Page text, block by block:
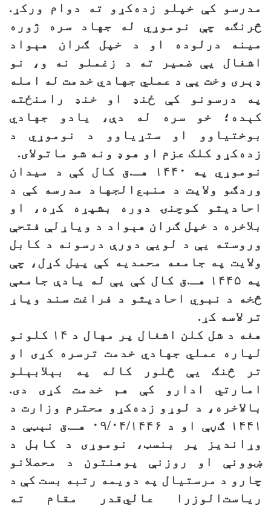
مدرسو کې خپلو زده‌کړو ته دوام ورکړ.
څرنګه چې نوموړي له جهاد سره ژوره
مینه درلوده او د خپل ګران هېواد
اشغال یې ضمیر ته د زغملو نه و، نو
ډېری وخت یې د عملي جهادي خدمت له امله
په درسونو کې ځنډ او خنډ رامنځته
کېده؛ خو سره له دې، یادو جهادي
بوختیاوو او ستړیاوو د نوموړي د
زده‌کړو کلک عزم او هوډ ونه شو ماتولای.
نوموړي په ۱۴۴۰ هـ.ق کال کې د میدان
وردګو ولایت د منبع‌الجهاد مدرسه کې د
احادیثو کوچنۍ دوره بشپړه کړه، او
بلاخره د خپل ګران هېواد د ویاړلې فتحې
وروسته یې د لویې دورې درسونه د کابل
ولایت په جامعه محمدیه کې پیل کړل، چې
په ۱۴۴۵ هـ.ق کال کې یې له یادې جامعې
څخه د نبوي احادیثو د فراغت سند ویاړ
تر لاسه کړ.
هغه د شل کلن اشغال پر مهال د ۱۴ کلونو
لپاره عملي جهادي خدمت ترسره کړی او
تر څنګ یې څلور کاله په بېلابېلو
امارتي ادارو کې هم خدمت کړی دی.
بالاخره، د لوړو زده‌کړو محترم وزارت د
۱۴۴۱ ګڼې او د ۰۹/۰۴/۱۴۴۶ هـ.ق نېټې د
وړاندیز پر بنسټ، نوموړی د کابل د
ښوونې او روزنې پوهنتون د محصلانو
چارو د مرستیال په دویمه رتبه بست کې د
ریاست‌الوزرا عالي‌قدر مقام ته